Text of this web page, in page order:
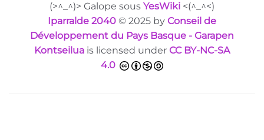
(>^_^)> Galope sous YesWiki <(^_^<)
Iparralde 2040 © 2025 by Conseil de
Développement du Pays Basque - Garapen
Kontseilua is licensed under CC BY-NC-SA
4.0